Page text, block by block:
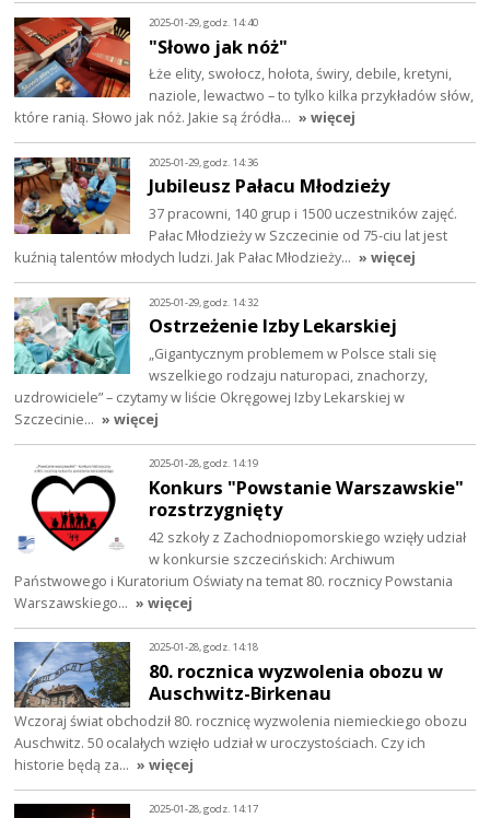
2025-01-29, godz. 14:40
"Słowo jak nóż"
Łże elity, swołocz, hołota, świry, debile, kretyni,
naziole, lewactwo – to tylko kilka przykładów słów,
które ranią. Słowo jak nóż. Jakie są źródła… » więcej
2025-01-29, godz. 14:36
Jubileusz Pałacu Młodzieży
37 pracowni, 140 grup i 1500 uczestników zajęć.
Pałac Młodzieży w Szczecinie od 75-ciu lat jest
kuźnią talentów młodych ludzi. Jak Pałac Młodzieży… » więcej
2025-01-29, godz. 14:32
Ostrzeżenie Izby Lekarskiej
„Gigantycznym problemem w Polsce stali się
wszelkiego rodzaju naturopaci, znachorzy,
uzdrowiciele” – czytamy w liście Okręgowej Izby Lekarskiej w
Szczecinie… » więcej
2025-01-28, godz. 14:19
Konkurs "Powstanie Warszawskie"
rozstrzygnięty
42 szkoły z Zachodniopomorskiego wzięły udział
w konkursie szczecińskich: Archiwum
Państwowego i Kuratorium Oświaty na temat 80. rocznicy Powstania
Warszawskiego… » więcej
2025-01-28, godz. 14:18
80. rocznica wyzwolenia obozu w
Auschwitz-Birkenau
Wczoraj świat obchodził 80. rocznicę wyzwolenia niemieckiego obozu
Auschwitz. 50 ocalałych wzięło udział w uroczystościach. Czy ich
historie będą za… » więcej
2025-01-28, godz. 14:17